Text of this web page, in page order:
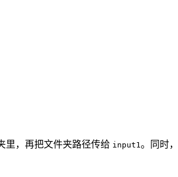
里，再把文件夹路径传给 input1 。同时，